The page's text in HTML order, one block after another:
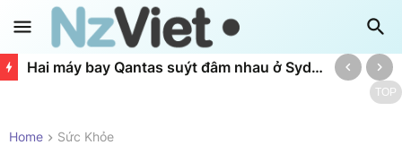
Hai máy bay Qantas suýt đâm nhau ở Sydney: Lỗi không lưu nghiêm trọng
TOP
Home Sức Khỏe